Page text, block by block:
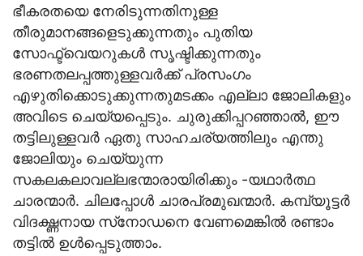
ഭീകരതയെ നേരിടുന്നതിനുള്ള
തീരുമാനങ്ങളെടുക്കുന്നതും പുതിയ
സോഫ്ട്‌വെയറുകള്‍ സൃഷ്ടിക്കുന്നതും
ഭരണതലപ്പത്തുള്ളവര്‍ക്ക് പ്രസംഗം
എഴുതിക്കൊടുക്കുന്നതുമടക്കം എല്ലാ ജോലികളും
അവിടെ ചെയ്യപ്പെടും. ചുരുക്കിപ്പറഞ്ഞാല്‍, ഈ
തട്ടിലുള്ളവര്‍ ഏതു സാഹചര്യത്തിലും എന്തു
ജോലിയും ചെയ്യുന്ന
സകലകലാവല്ലഭന്മാരായിരിക്കും -യഥാര്‍ത്ഥ
ചാരന്മാര്‍. ചിലപ്പോള്‍ ചാരപ്രമുഖന്മാര്‍. കമ്പ്യൂട്ടര്‍
വിദഗ്ദ്ധനായ സ്‌നോഡനെ വേണമെങ്കില്‍ രണ്ടാം
തട്ടില്‍ ഉള്‍പ്പെടുത്താം.